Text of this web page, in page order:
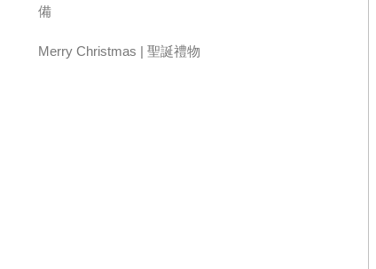
備
Merry Christmas | 聖誕禮物